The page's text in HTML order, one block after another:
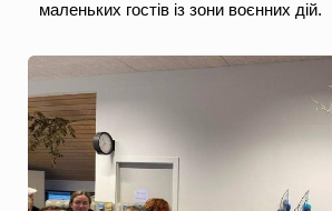
маленьких гостів із зони воєнних дій.